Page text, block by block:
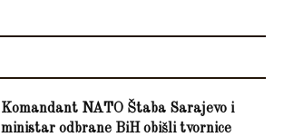
Komandant NATO Štaba Sarajevo i
ministar odbrane BiH obišli tvornice